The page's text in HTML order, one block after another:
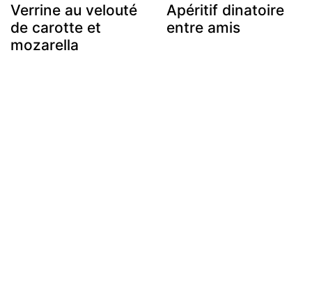
Verrine au velouté
de carotte et
mozarella
Apéritif dinatoire
entre amis